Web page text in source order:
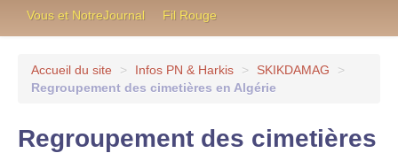
Vous et NotreJournal Fil Rouge
Accueil du site > Infos PN & Harkis > SKIKDAMAG
>
Regroupement des cimetières en Algérie
Regroupement des cimetières